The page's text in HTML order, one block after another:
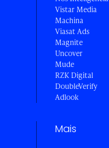
Vistar Media
Machina
Viasat Ads
Magnite
Uncover
Mude
RZK Digital
DoubleVerify
Adlook
Mais